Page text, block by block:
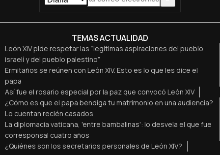
TEMAS ACTUALIDAD
León XIV pide respetar las “legítimas aspiraciones del pueblo
israelí y del pueblo palestino”
Ermitaños se reúnen con León XIV. Esto es lo que les dice el
papa
Así fue el rosario especial por la paz que convocó León XIV
¿Cómo es que el papa bendiga tu matrimonio en una audiencia?
Lo cuentan recién casados
La diplomacia vaticana, 'entre bambalinas': lo desvela el que fue
corresponsal cuatro años
¿Quiénes son los secretarios personales de León XIV?